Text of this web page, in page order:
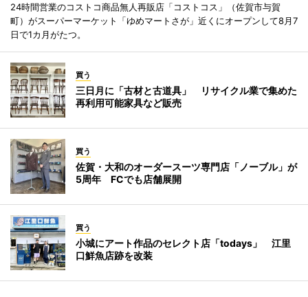
24時間営業のコストコ商品無人再販店「コストコス」（佐賀市与賀
町）がスーパーマーケット「ゆめマートさが」近くにオープンして8月7
日で1カ月がたつ。
買う
三日月に「古材と古道具」 リサイクル業で集めた
再利用可能家具など販売
買う
佐賀・大和のオーダースーツ専門店「ノーブル」が
5周年 FCでも店舗展開
買う
小城にアート作品のセレクト店「todays」 江里
口鮮魚店跡を改装